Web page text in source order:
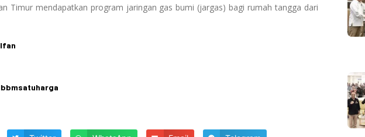
Timur mendapatkan program jaringan gas bumi (jargas) bagi rumah tangga dari